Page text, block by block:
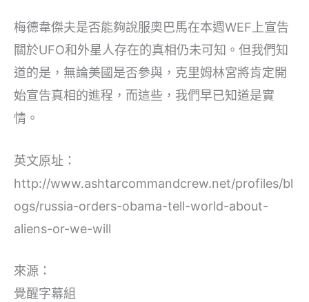
梅德韋傑夫是否能夠說服奧巴馬在本週WEF上宣告
關於UFO和外星人存在的真相仍未可知。但我們知
道的是，無論美國是否參與，克里姆林宮將肯定開
始宣告真相的進程，而這些，我們早已知道是實
情。
英文原址：
http://www.ashtarcommandcrew.net/profiles/bl
ogs/russia-orders-obama-tell-world-about-
aliens-or-we-will
來源：
覺醒字幕組